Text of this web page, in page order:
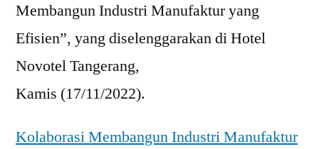
Membangun Industri Manufaktur yang
Efisien”, yang diselenggarakan di Hotel
Novotel Tangerang,
Kamis (17/11/2022).
Kolaborasi Membangun Industri Manufaktur